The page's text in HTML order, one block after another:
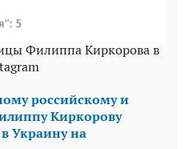
Филиппа Киркорова в
российскому и
Киркорову
Украину на